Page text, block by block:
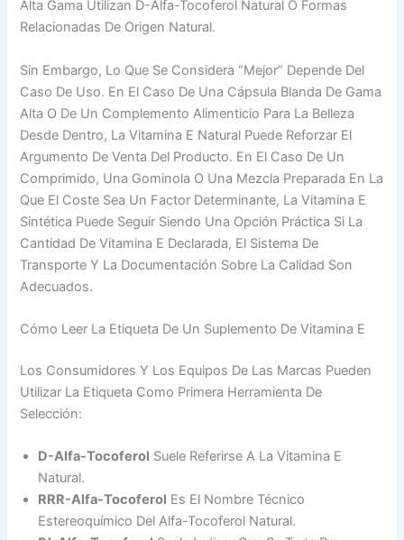
Alta Gama Utilizan D-Alfa-Tocoferol Natural O Formas
Relacionadas De Origen Natural.
Sin Embargo, Lo Que Se Considera “mejor” Depende Del
Caso De Uso. En El Caso De Una Cápsula Blanda De Gama
Alta O De Un Complemento Alimenticio Para La Belleza
Desde Dentro, La Vitamina E Natural Puede Reforzar El
Argumento De Venta Del Producto. En El Caso De Un
Comprimido, Una Gominola O Una Mezcla Preparada En La
Que El Coste Sea Un Factor Determinante, La Vitamina E
Sintética Puede Seguir Siendo Una Opción Práctica Si La
Cantidad De Vitamina E Declarada, El Sistema De
Transporte Y La Documentación Sobre La Calidad Son
Adecuados.
Cómo Leer La Etiqueta De Un Suplemento De Vitamina E
Los Consumidores Y Los Equipos De Las Marcas Pueden
Utilizar La Etiqueta Como Primera Herramienta De
Selección:
D-Alfa-Tocoferol Suele Referirse A La Vitamina E
Natural.
RRR-Alfa-Tocoferol Es El Nombre Técnico
Estereoquímico Del Alfa-Tocoferol Natural.